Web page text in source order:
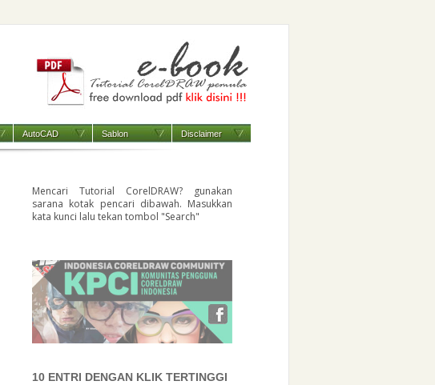
AutoCAD Sablon Disclaimer
Mencari Tutorial CorelDRAW? gunakan
sarana kotak pencari dibawah. Masukkan
kata kunci lalu tekan tombol "Search"
10 ENTRI DENGAN KLIK TERTINGGI